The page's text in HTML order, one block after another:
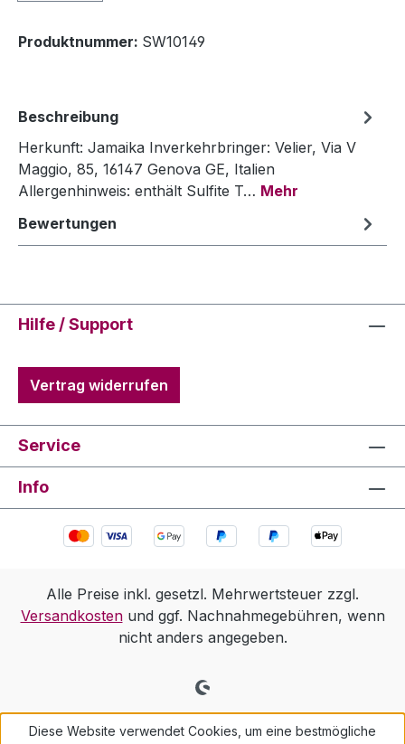
Produktnummer: SW10149
Beschreibung
Herkunft: Jamaika Inverkehrbringer: Velier, Via V
Maggio, 85, 16147 Genova GE, Italien
Allergenhinweis: enthält Sulfite T… Mehr
Bewertungen
Hilfe / Support
Vertrag widerrufen
Service
Info
Alle Preise inkl. gesetzl. Mehrwertsteuer zzgl.
Versandkostenund ggf. Nachnahmegebühren, wenn
nicht anders angegeben.
Diese Website verwendet Cookies, um eine bestmögliche